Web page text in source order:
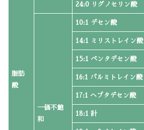
脂肪
酸
24:0 リグノセリン酸
一価不飽
和
10:1 デセン酸
14:1 ミリストレイン酸
15:1 ペンタデセン酸
16:1 パルミトレイン酸
17:1 ヘプタデセン酸
18:1 計